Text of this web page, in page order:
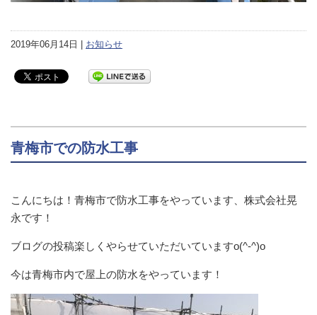
2019年06月14日 | お知らせ
青梅市での防水工事
こんにちは！青梅市で防水工事をやっています、株式会社晃
永です！
ブログの投稿楽しくやらせていただいていますo(^-^)o
今は青梅市内で屋上の防水をやっています！